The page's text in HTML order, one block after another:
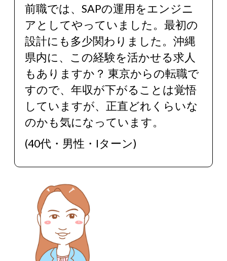
前職では、SAPの運用をエンジニ
アとしてやっていました。最初の
設計にも多少関わりました。沖縄
県内に、この経験を活かせる求人
もありますか？ 東京からの転職で
すので、年収が下がることは覚悟
していますが、正直どれくらいな
のかも気になっています。
(40代・男性・Iターン)